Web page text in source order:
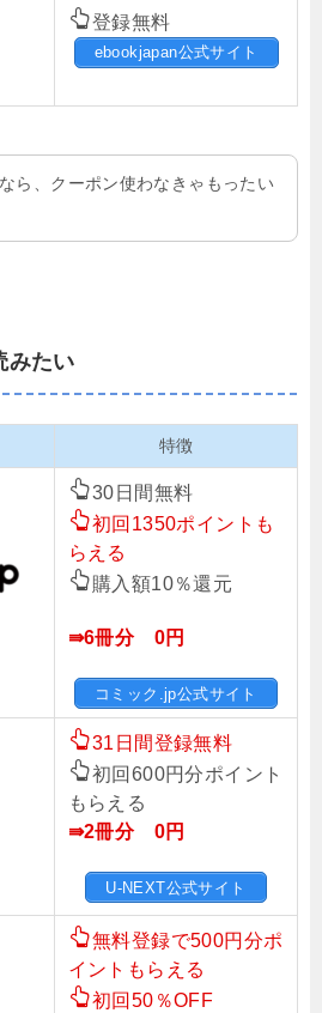
登録無料
ebookjapan公式サイト
ら、クーポン使わなきゃもったい
みたい
特徴
30日間無料
初回1350ポイントも
らえる
購入額10％還元
⇛6冊分 0円
コミック.jp公式サイト
31日間登録無料
初回600円分ポイント
もらえる
⇛2冊分 0円
U-NEXT公式サイト
無料登録で500円分ポ
イントもらえる
初回50％OFF